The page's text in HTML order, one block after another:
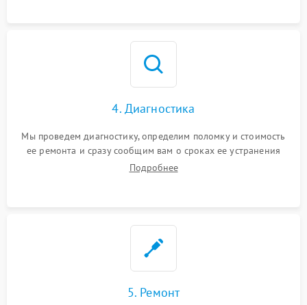
4. Диагностика
Мы проведем диагностику, определим поломку и стоимость
ее ремонта и сразу сообщим вам о сроках ее устранения
Подробнее
5. Ремонт